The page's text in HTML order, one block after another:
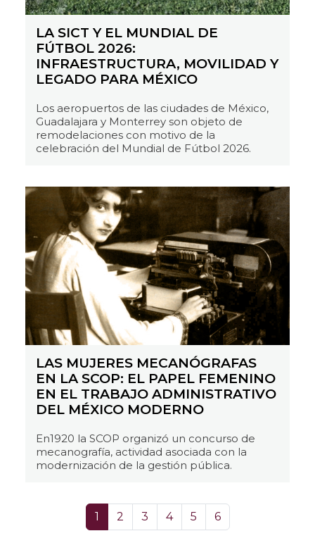
LA SICT Y EL MUNDIAL DE
FÚTBOL 2026:
INFRAESTRUCTURA, MOVILIDAD Y
LEGADO PARA MÉXICO
Los aeropuertos de las ciudades de México,
Guadalajara y Monterrey son objeto de
remodelaciones con motivo de la
celebración del Mundial de Fútbol 2026.
LAS MUJERES MECANÓGRAFAS
EN LA SCOP: EL PAPEL FEMENINO
EN EL TRABAJO ADMINISTRATIVO
DEL MÉXICO MODERNO
En1920 la SCOP organizó un concurso de
mecanografía, actividad asociada con la
modernización de la gestión pública.
1 2 3 4 5 6